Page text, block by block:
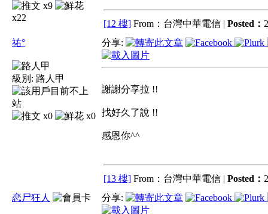
x9
x22
[12 樓] From：台灣中華電信 | Posted：
祐°
級別: 路人甲
x0 x0
分享:
謝謝分享拉 !!
找好久了說 !!
感恩你^^
[13 樓] From：台灣中華電信 | Posted：
恋尸狂人
分享: